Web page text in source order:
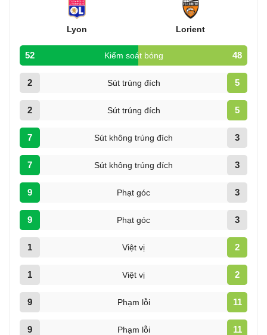
Lyon Lorient
52 Kiểm soát bóng 48
2 Sút trúng đích 5
2 Sút trúng đích 5
7 Sút không trúng đích 3
7 Sút không trúng đích 3
9 Phạt góc 3
9 Phạt góc 3
1 Việt vị 2
1 Việt vị 2
9 Phạm lỗi 11
9 Phạm lỗi 11